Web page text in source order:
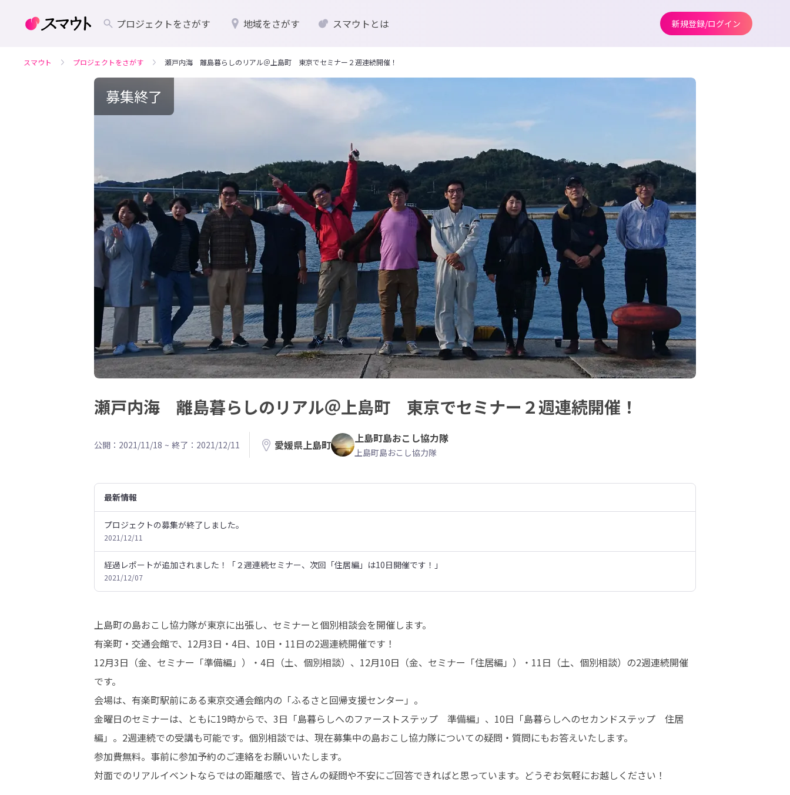
プロジェクトをさがす 地域をさがす スマウトとは 新規登録/ログイン
スマウト プロジェクトをさがす 瀬戸内海 離島暮らしのリアル＠上島町 東京でセミナー２週連続開催！
募集終了
瀬戸内海 離島暮らしのリアル＠上島町 東京でセミナー２週連続開催！
公開：2021/11/18 ~ 終了：2021/12/11 愛媛県上島町 上島町島おこし協力隊
上島町島おこし協力隊
最新情報
プロジェクトの募集が終了しました。
2021/12/11
経過レポートが追加されました！「２週連続セミナー、次回「住居編」は10日開催です！」
2021/12/07
上島町の島おこし協力隊が東京に出張し、セミナーと個別相談会を開催します。
有楽町・交通会館で、12月3日・4日、10日・11日の2週連続開催です！
12月3日（金、セミナー「準備編」）・4日（土、個別相談）、12月10日（金、セミナー「住居編」）・11日（土、個別相談）の2週連続開催
です。
会場は、有楽町駅前にある東京交通会館内の「ふるさと回帰支援センター」。
金曜日のセミナーは、ともに19時からで、3日「島暮らしへのファーストステップ　準備編」、10日「島暮らしへのセカンドステップ　住居
編」。2週連続での受講も可能です。個別相談では、現在募集中の島おこし協力隊についての疑問・質問にもお答えいたします。
参加費無料。事前に参加予約のご連絡をお願いいたします。
対面でのリアルイベントならではの距離感で、皆さんの疑問や不安にご回答できればと思っています。どうぞお気軽にお越しください！